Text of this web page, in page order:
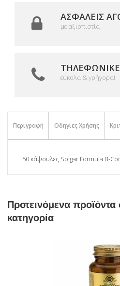
ΑΣΦΑΛΕΊΣ
με αξιοπιστία
εύκολα & γρήγορα!
Περιγραφή Οδηγίες Χρήσης
50 κάψουλες Solgar Formula B-
Προτεινόμενα προϊόντα
κατηγορία